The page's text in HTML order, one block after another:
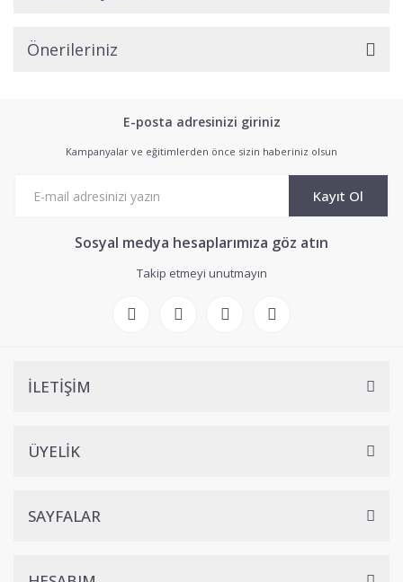
Önerileriniz
E-posta adresinizi giriniz
Kampanyalar ve eğitimlerden önce sizin haberiniz olsun
Kayıt Ol
Sosyal medya hesaplarımıza göz atın
Takip etmeyi unutmayın
İLETİŞİM
ÜYELİK
SAYFALAR